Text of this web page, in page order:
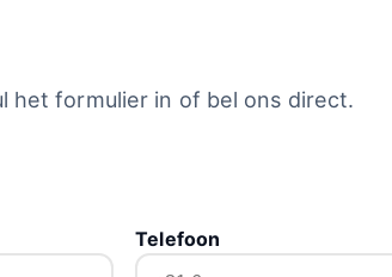
het formulier in of bel ons direct.
Telefoon